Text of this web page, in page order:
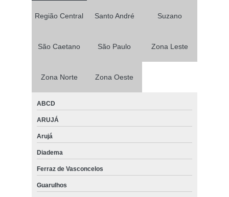
Região Central Santo André Suzano
São Caetano São Paulo Zona Leste
Zona Norte Zona Oeste
ABCD
ARUJÁ
Arujá
Diadema
Ferraz de Vasconcelos
Guarulhos